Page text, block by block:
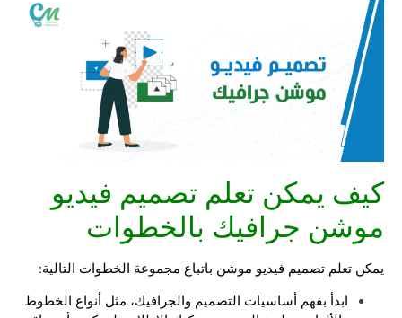
كيف يمكن تعلم تصميم فيديو
موشن جرافيك بالخطوات
يمكن تعلم تصميم فيديو موشن باتباع مجموعة الخطوات التالية:
ابدأ بفهم أساسيات التصميم والجرافيك، مثل أنواع الخطوط